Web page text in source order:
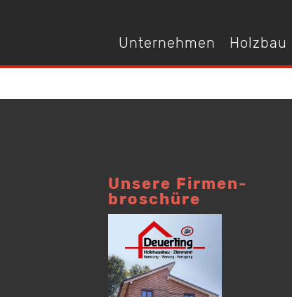
Unternehmen Holzbau
Unsere Firmen­
broschüre